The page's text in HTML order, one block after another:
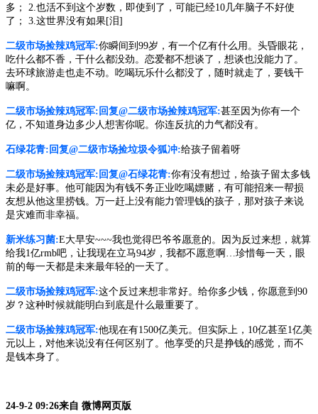
多； 2.也活不到这个岁数，即使到了，可能已经10几年脑子不好使
了； 3.这世界没有如果[泪]
二级市场捡辣鸡冠军:你瞬间到 99岁，有一个亿有什么用。头昏眼花，
吃什么都不香，干什么都没劲。恋爱都不想谈了，想谈也没能力了。
去环球旅游走也走不动。吃喝玩乐什么都没了，随时就走了，要钱干
嘛啊。
二级市场捡辣鸡冠军:回复@二级市场捡辣鸡冠军:甚至因为你有一个
亿，不知道身边多少人想害你呢。你连反抗的力气都没有。
石绿花青:回复@二级市场捡垃圾令狐冲:给孩子留着呀
二级市场捡辣鸡冠军:回复@石绿花青:你有没有想过，给孩子留太多钱
未必是好事。他可能因为有钱不务正业吃喝嫖赌，有可能招来一帮损
友想从他这里捞钱。万一赶上没有能力管理钱的孩子，那对孩子来说
是灾难而非幸福。
新米练习菌:E大早安~~~我也觉得巴爷爷愿意的。因为反过来想，就算
给我1亿rmb吧，让我现在立马94岁，我都不愿意啊…珍惜每一天，眼
前的每一天都是未来最年轻的一天了。
二级市场捡辣鸡冠军:这个反过来想非常好。给你多少钱，你愿意到 90
岁？这种时候就能明白到底是什么最重要了。
二级市场捡辣鸡冠军:他现在有1500亿美元。但实际上，10亿甚至1亿美
元以上，对他来说没有任何区别了。他享受的只是挣钱的感觉，而不
是钱本身了。
24-9-2 09:26来自 微博网页版